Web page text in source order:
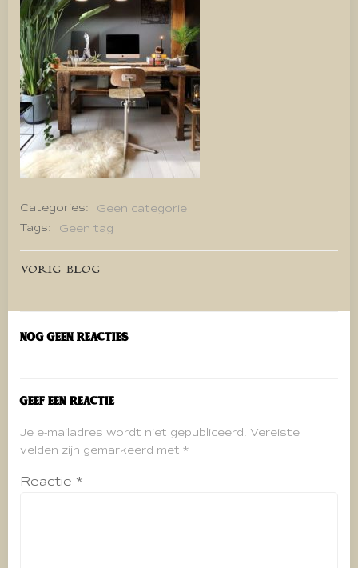
Categories:
Geen categorie
Tags:
Geen tag
Bericht
navigatie
VORIG BLOG
Nog geen reacties
Geef een reactie
Je e-mailadres wordt niet gepubliceerd. Vereiste
velden zijn gemarkeerd met *
Reactie *